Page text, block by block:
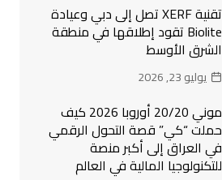
تقنية XERF تصل إلى دبي وعيادة
Biolite تقود إطلاقها في منطقة
الشرق الأوسط
يوليو 23, 2026
موني 20/20 أوروبا 2026 كيف
حملت “كي” قصة التحول الرقمي
في العراق إلى أكبر منصة
للتكنولوجيا المالية في العالم